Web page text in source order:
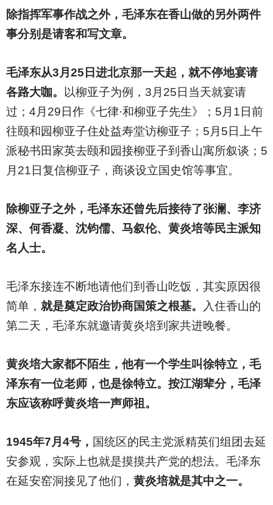
除指挥军事作战之外，毛泽东在香山做的另外两件
事分别是请客和写文章。
毛泽东从3月25日进北京那一天起，就不停地宴请
各路大咖。
以柳亚子为例，3月25日当天就宴请
过；4月29日作《七律·和柳亚子先生》；5月1日前
往颐和园柳亚子住处益寿堂访柳亚子；5月5日上午
派秘书田家英去颐和园接柳亚子到香山寓所叙谈；5
月21日复信柳亚子，商谈设立国史馆等事宜。
除柳亚子之外，毛泽东还曾先后接待了张澜、李济
深、何香凝、沈钧儒、马叙伦、黄炎培等民主派知
名人士。
毛泽东接连不断地请他们到香山吃饭，其实原因很
简单， 就是奠定政治协商国策之根基。
入住香山的
第二天，毛泽东就邀请黄炎培到家共进晚餐。
黄炎培大家都不陌生，他有一个学生叫徐特立，毛
泽东有一位老师，也是徐特立。按江湖辈分，毛泽
东应该称呼黄炎培一声师祖。
1945年7月4号， 国统区的民主党派精英们组团去延
安参观，实际上也就是摸摸共产党的想法。毛泽东
在延安窑洞接见了他们， 黄炎培就是其中之一。